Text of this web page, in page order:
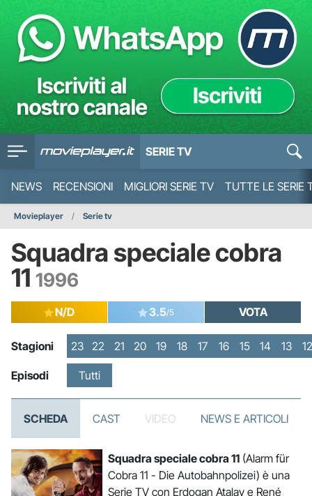
SERIE TV
NEWS RECENSIONI MIGLIORI SERIE TV TUTTE LE SERIE
Movieplayer Serie tv
Squadra speciale cobra
11 1996
N/D 3.5/5 VOTA
Stagioni 23 22 21 20 19 18 17 16 15 14 13 12
Episodi Tutti
SCHEDA CAST VIDEO NEWS E ARTICOLI
Squadra speciale cobra 11(Alarm für
Cobra 11 - Die Autobahnpolizei) è una
Serie TV con Erdogan Atalay e René